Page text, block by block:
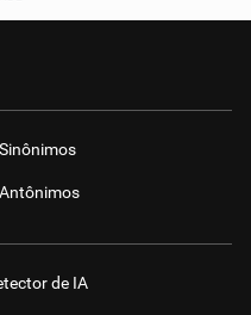
Sinônimos
Antônimos
de IA